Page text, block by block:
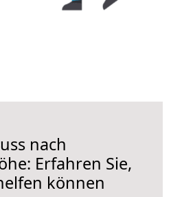
nach
Erfahren Sie,
können